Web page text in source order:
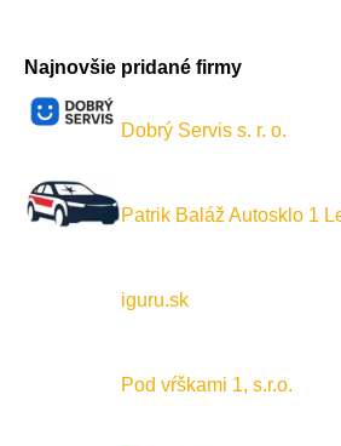
Najnovšie pridané firmy
Dobrý Servis s. r. o.
Patrik Baláž Autosklo 1
iguru.sk
Pod vŕškami 1, s.r.o.